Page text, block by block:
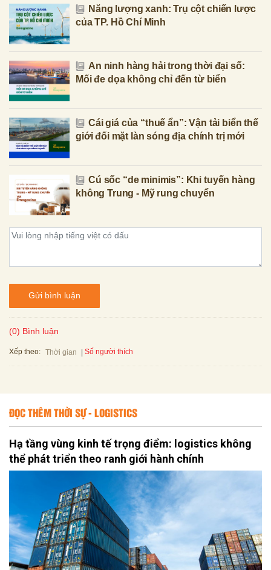
Năng lượng xanh: Trụ cột chiến lược
của TP. Hồ Chí Minh
An ninh hàng hải trong thời đại số:
Mối đe dọa không chỉ đến từ biển
Cái giá của “thuế ẩn”: Vận tải biển thế
giới đối mặt làn sóng địa chính trị mới
Cú sốc “de minimis”: Khi tuyến hàng
không Trung - Mỹ rung chuyển
Gửi bình luận
(0) Bình luận
Xếp theo: Thời gian Số người thích
ĐỌC THÊM THỜI SỰ - LOGISTICS
Hạ tầng vùng kinh tế trọng điểm: logistics không
thể phát triển theo ranh giới hành chính